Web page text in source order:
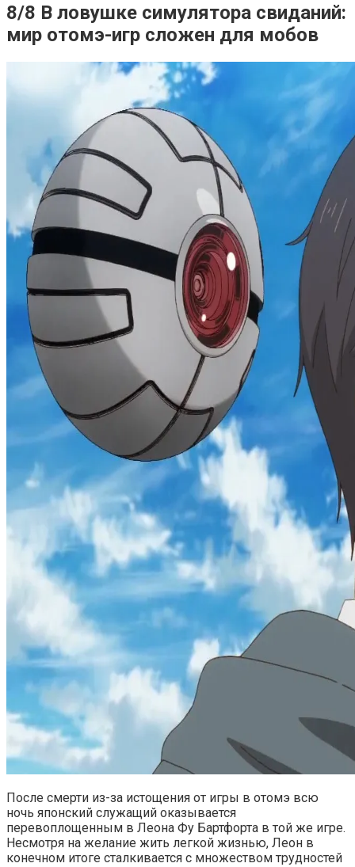
8/8 В ловушке симулятора свиданий:
мир отомэ-игр сложен для мобов
После смерти из-за истощения от игры в отомэ всю
ночь японский служащий оказывается
перевоплощенным в Леона Фу Бартфорта в той же игре.
Несмотря на желание жить легкой жизнью, Леон в
конечном итоге сталкивается с множеством трудностей